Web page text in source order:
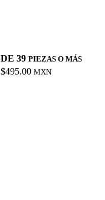
DE 39 PIEZAS O MÁS
$495.00 MXN